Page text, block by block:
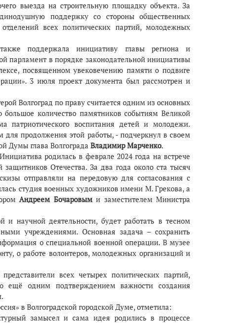
выезда на строительную площадку объекта. За
поддержку со стороны общественных
всех политических партий, молодежных
поддержала инициативу главы региона и
парламент в порядке законодательной инициативы
посвященном увековечению памяти о подвиге
3 июля проект документа был рассмотрен и
Волгоград по праву считается одним из основных
большое количество памятников событиям Великой
патриотического воспитания детей и молодежи.
продолжения этой работы, - подчеркнул в своем
Думы глава Волгограда Владимир Марченко.
родилась в феврале 2024 года на встрече
Отечества. За два года около ста тысяч
отправляли на передовую для согласования с
студия военных художников имени М. Грекова, а
Андреем Бочаровыми заместителем Министра
и научной деятельности, будет работать в тесном
учреждениями. Основная задача – сохранить
о специальной военной операции. В музее
о работе волонтеров, молодежных организаций и
всех четырех политических партий,
ещё одним подтверждением важности создания
в Волгоградской городской Думе, отметила:
замысел и сама идея родились в процессе